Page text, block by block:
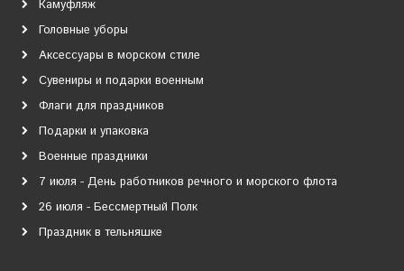
Камуфляж
Головные уборы
Аксессуары в морском стиле
Сувениры и подарки военным
Флаги для праздников
Подарки и упаковка
Военные праздники
7 июля - День работников речного и морского флота
26 июля - Бессмертный Полк
Праздник в тельняшке